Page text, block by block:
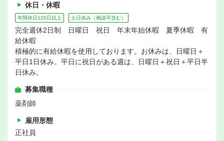
休日・休暇
年間休日120日以上 土日休み（相談可含む）
完全週休2日制 日曜日 祝日 年末年始休暇 夏季休暇 有
給休暇
積極的に有給休暇を使用しております。お休みは、日曜日＋
平日1日休み。平日に祝日がある週は、日曜日＋祝日＋平日半
日休み。
募集職種
薬剤師
雇用形態
正社員